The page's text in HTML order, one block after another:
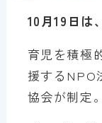
10月19日は
育児を積極
援するNPO
協会が制定。